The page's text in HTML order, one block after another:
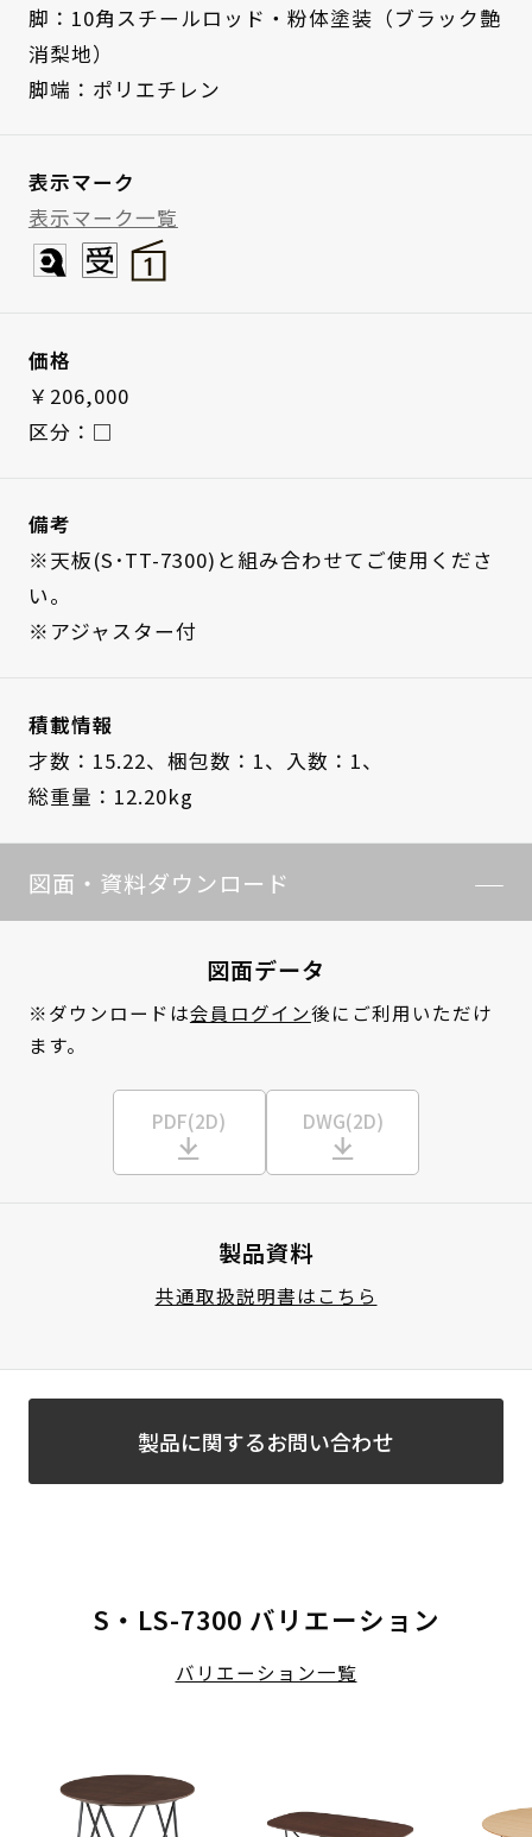
脚：10角スチールロッド・粉体塗装（ブラック艶
消梨地）
脚端：ポリエチレン
表示マーク
表示マーク一覧
価格
￥206,000
区分：□
備考
※天板(S･TT-7300)と組み合わせてご使用くださ
い。
※アジャスター付
積載情報
才数：15.22、 梱包数：1、 入数：1、
総重量：12.20kg
図面・資料ダウンロード
図面データ
※ダウンロードは会員ログイン後にご利用いただけ
ます。
PDF(2D) DWG(2D)
製品資料
共通取扱説明書はこちら
製品に関するお問い合わせ
S・LS-7300 バリエーション
バリエーション一覧